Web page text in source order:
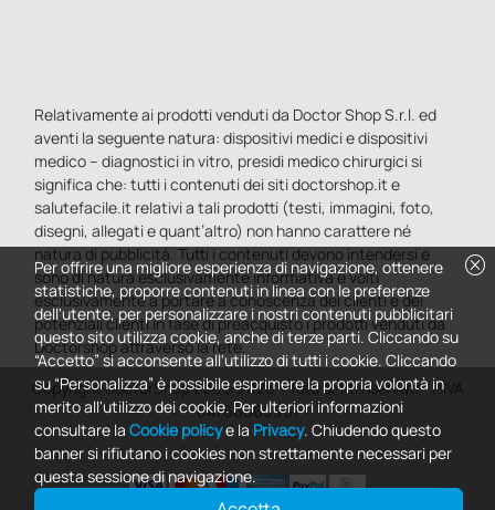
Relativamente ai prodotti venduti da Doctor Shop S.r.l. ed
aventi la seguente natura: dispositivi medici e dispositivi
medico – diagnostici in vitro, presidi medico chirurgici si
significa che: tutti i contenuti dei siti doctorshop.it e
salutefacile.it relativi a tali prodotti (testi, immagini, foto,
disegni, allegati e quant’altro) non hanno carattere né
natura di pubblicità. Tutti i contenuti devono intendersi e
sono di natura esclusivamente informativa e volti
esclusivamente a portare a conoscenza dei clienti e dei
potenziali clienti in fase di preacquisto i prodotti venduti da
Doctorshop attraverso la rete.
Copyright DoctorShop 2005-2026 - Tutti diritti riservati - P.IVA
04760660961
cancel
Per offrire una migliore esperienza di navigazione, ottenere
statistiche, proporre contenuti in linea con le preferenze
dell'utente, per personalizzare i nostri contenuti pubblicitari
questo sito utilizza cookie, anche di terze parti. Cliccando su
“Accetto” si acconsente all'utilizzo di tutti i cookie. Cliccando
su “Personalizza” è possibile esprimere la propria volontà in
merito all'utilizzo dei cookie. Per ulteriori informazioni
consultare la Cookie policye la Privacy. Chiudendo questo
banner si rifiutano i cookies non strettamente necessari per
questa sessione di navigazione.